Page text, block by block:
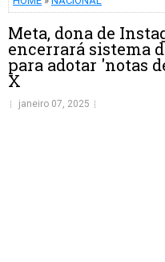
Meta, dona de
encerrará sistema
para adotar 'notas
X
janeiro 07, 2025